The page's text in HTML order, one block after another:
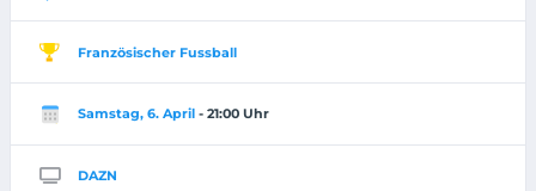
Französischer Fussball
Samstag, 6. April - 21:00 Uhr
DAZN